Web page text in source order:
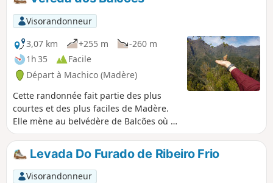
Visorandonneur
3,07 km
+255 m
-260 m
1h 35
Facile
Départ à Machico (Madère)
Cette randonnée fait partie des plus
courtes et des plus faciles de Madère.
Elle mène au belvédère de Balcões où la
vue sur les plus hauts sommets de l'île y
est impressionnante. Nous vous
proposons ici une variante pour le
dernier kilomètre du trajet retour. Ce
Levada Do Furado de Ribeiro Frio
Visorandonneur